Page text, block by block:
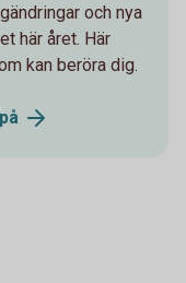
och nya
här året. Här
kan beröra dig.
på